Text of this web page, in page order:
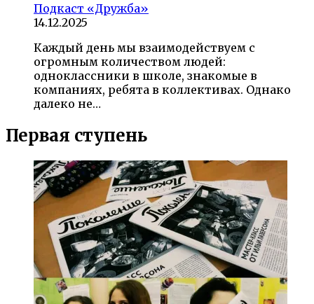
Подкаст «Дружба»
14.12.2025
Каждый день мы взаимодействуем с
огромным количеством людей:
одноклассники в школе, знакомые в
компаниях, ребята в коллективах. Однако
далеко не…
Первая ступень